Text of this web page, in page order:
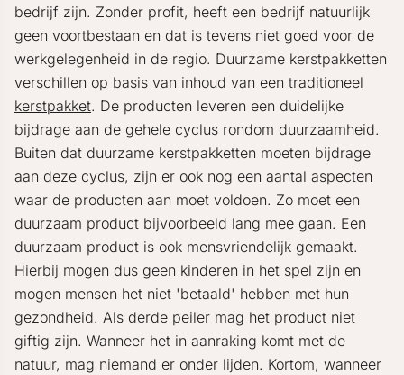
bedrijf zijn. Zonder profit, heeft een bedrijf natuurlijk
geen voortbestaan en dat is tevens niet goed voor de
werkgelegenheid in de regio. Duurzame kerstpakketten
verschillen op basis van inhoud van een traditioneel
kerstpakket. De producten leveren een duidelijke
bijdrage aan de gehele cyclus rondom duurzaamheid.
Buiten dat duurzame kerstpakketten moeten bijdrage
aan deze cyclus, zijn er ook nog een aantal aspecten
waar de producten aan moet voldoen. Zo moet een
duurzaam product bijvoorbeeld lang mee gaan. Een
duurzaam product is ook mensvriendelijk gemaakt.
Hierbij mogen dus geen kinderen in het spel zijn en
mogen mensen het niet 'betaald' hebben met hun
gezondheid. Als derde peiler mag het product niet
giftig zijn. Wanneer het in aanraking komt met de
natuur, mag niemand er onder lijden. Kortom, wanneer